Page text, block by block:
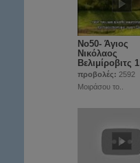
Νο50- Άγιος
Νικόλαος
Βελιμίροβιτς 1
προβολές: 2592
Μοιράσου το..